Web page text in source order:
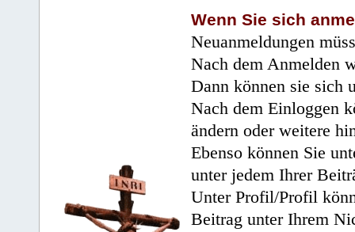
Wenn Sie sich
Neuanmeldungen
Nach dem Anmelden
Dann können sie sich
Nach dem Einloggen
ändern oder weitere
Ebenso können Sie
unter jedem Ihrer
Unter Profil/Profil
Beitrag unter Ihrem